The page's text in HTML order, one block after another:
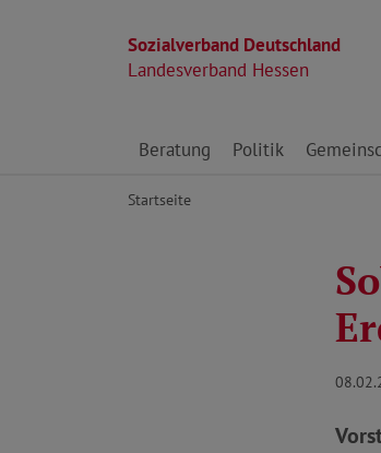
Sozialverband Deutschland
Landesverband Hessen
Direkt zu den Inhalten springen
Beratung Politik
Startseite